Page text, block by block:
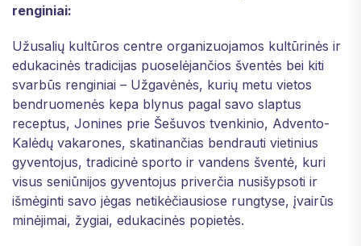
renginiai:
Užusalių kultūros centre organizuojamos kultūrinės ir
edukacinės tradicijas puoselėjančios šventės bei kiti
svarbūs renginiai – Užgavėnės, kurių metu vietos
bendruomenės kepa blynus pagal savo slaptus
receptus, Jonines prie Šešuvos tvenkinio, Advento-
Kalėdų vakarones, skatinančias bendrauti vietinius
gyventojus, tradicinė sporto ir vandens šventė, kuri
visus seniūnijos gyventojus priverčia nusišypsoti ir
išmėginti savo jėgas netikėčiausiose rungtyse, įvairūs
minėjimai, žygiai, edukacinės popietės.